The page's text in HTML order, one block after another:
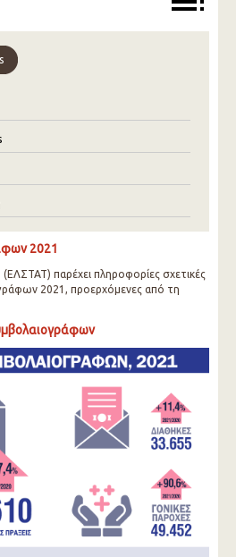
2021
(ΕΛΣΤΑΤ) παρέχει πληροφορίες σχετικές
2021, προερχόμενες από τη